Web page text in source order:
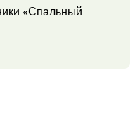
«Спальный